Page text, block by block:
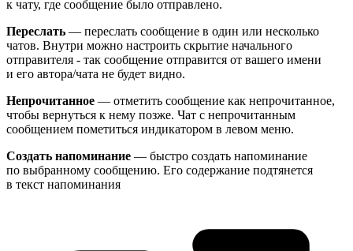
к чату, где сообщение было отправлено.
Переслать — переслать сообщение в один или несколько
чатов. Внутри можно настроить скрытие начального
отправителя - так сообщение отправится от вашего имени
и его автора/чата не будет видно.
Непрочитанное — отметить сообщение как непрочитанное,
чтобы вернуться к нему позже. Чат с непрочитанным
сообщением пометиться индикатором в левом меню.
Создать напоминание — быстро создать напоминание
по выбранному сообщению. Его содержание подтянется
в текст напоминания